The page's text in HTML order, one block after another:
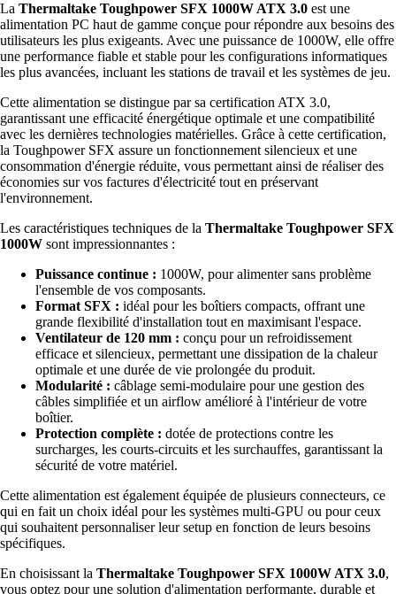
La Thermaltake Toughpower SFX 1000W ATX 3.0 est une
alimentation PC haut de gamme conçue pour répondre aux besoins des
utilisateurs les plus exigeants. Avec une puissance de 1000W, elle offre
une performance fiable et stable pour les configurations informatiques
les plus avancées, incluant les stations de travail et les systèmes de jeu.
Cette alimentation se distingue par sa certification ATX 3.0,
garantissant une efficacité énergétique optimale et une compatibilité
avec les dernières technologies matérielles. Grâce à cette certification,
la Toughpower SFX assure un fonctionnement silencieux et une
consommation d'énergie réduite, vous permettant ainsi de réaliser des
économies sur vos factures d'électricité tout en préservant
l'environnement.
Les caractéristiques techniques de la Thermaltake Toughpower SFX
1000W sont impressionnantes :
Puissance continue : 1000W, pour alimenter sans problème
l'ensemble de vos composants.
Format SFX : idéal pour les boîtiers compacts, offrant une
grande flexibilité d'installation tout en maximisant l'espace.
Ventilateur de 120 mm : conçu pour un refroidissement
efficace et silencieux, permettant une dissipation de la chaleur
optimale et une durée de vie prolongée du produit.
Modularité : câblage semi-modulaire pour une gestion des
câbles simplifiée et un airflow amélioré à l'intérieur de votre
boîtier.
Protection complète : dotée de protections contre les
surcharges, les courts-circuits et les surchauffes, garantissant la
sécurité de votre matériel.
Cette alimentation est également équipée de plusieurs connecteurs, ce
qui en fait un choix idéal pour les systèmes multi-GPU ou pour ceux
qui souhaitent personnaliser leur setup en fonction de leurs besoins
spécifiques.
En choisissant la Thermaltake Toughpower SFX 1000W ATX 3.0,
vous optez pour une solution d'alimentation performante, durable et